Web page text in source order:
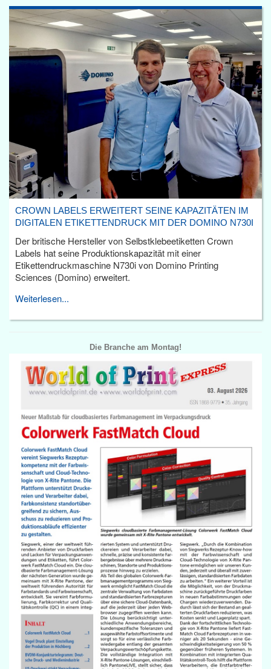
CROWN LABELS ERWEITERT SEINE KAPAZITÄTEN IM
DIGITALEN ETIKETTENDRUCK MIT DER DOMINO N730I
Der britische Hersteller von Selbstklebeetiketten Crown
Labels hat seine Produktionskapazität mit einer
Etikettendruckmaschine N730i von Domino Printing
Sciences (Domino) erweitert.
Weiterlesen...
Die Branche am Montag!